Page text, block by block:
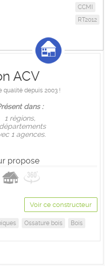
CCMI
RT2012
ACV
qualité depuis 2003 !
dans :
1 règions,
1 agences.
propose
Voir ce constructeur
Ossature bois
Bois